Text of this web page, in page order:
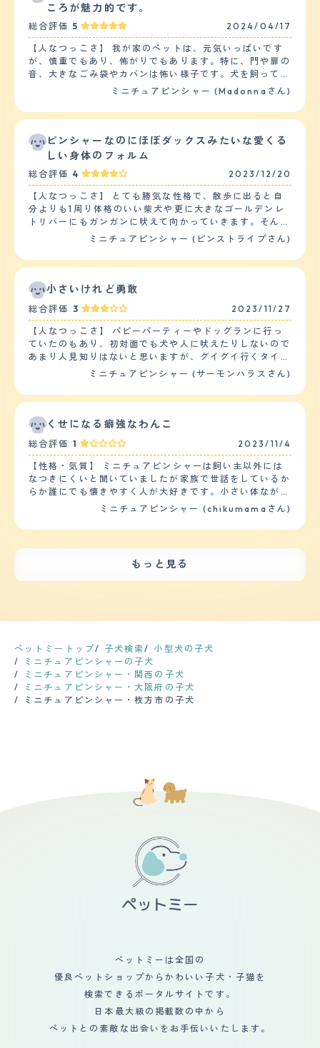
ころが魅力的です。
総合評価 5 2024/04/17
【人なつっこさ】 我が家のペットは、元気いっぱいです
が、慎重でもあり、怖がりでもあります。特に、門や扉の
音、大きなごみ袋やカバンは怖い様子です。犬を飼ってい
る人には人懐っこいですが、犬を飼っていない人にはなか
い人は特に怖がります。又、子供は基本的には嫌がりま
ペットととの相性はよく、大きい犬、小さい犬関係なくど
のペットともよく遊びます。特に、大きい犬との相性がよ
ますが、一人で家でお留守番してるときは、特にいたずら
したりせず、静かに過ごすことができます。家に誰かがい
る場合は、遊んでほしくあらゆるおもちゃ(ぬいぐるみ)を
持ってきてみたり、近くに来ては手で私もしくは夫の腕を
叩いてみたりと落ち着きなくあらゆる形でアピールしてい
座りからこちらがO.Kサインを出すまで食べないようにし
つけをしています。散歩の際は、犬の公園内でおもちゃ
(ボールや木の)を投げて取りに行ったら持ってくる、そし
て、こちら側に渡すという訓練を常にしています。 散歩
の回数は2回、1時間ほどです。他の犬と犬の公園で遊ばせ
たり、散歩をしています。我が家は庭があり、又、山が近
いので庭で遊ばせたり、山に散歩に行ったりもしているの
で運動量は1日、多い方になります。 【お手入れ】 毛の長
さは短いです。シャンプーは月1でしています。ブラッシ
割りと多くいです。短いので目立ちませんが、犬のクッシ
せん。 健康はいい方ですが、植物のアレルギーもちで
す。春になると目から涙がでやすくなり、雑草が高く生え
ているところは歩かせないように気を付けています。ま
た、獣医さんに勧められた目薬(漢方のようなもの)を入れ
ています。年に1回は、健康診断をしています。投薬は、
予防接種をしています。 【鳴き声】 鳴き声は、割りと大
きくうるさいです。我が家は、3階建てになり、それぞれ
の階に義理母、義理兄家族、私たち夫婦が住んでいます。
ンキャンした吠え方と、それぞれの状況によって吠え方が
事することもできずが1週間続き、犬の将来が心配でし
た。犬の為にもと思い、犬の訓練所に連れて行きました。
指導の方に私たち自身も、犬について色々、教えてもら
い、犬も、訓練所で少しずつ日常の状況に慣れて改善する
ことができました。今は、家族でもあり、友人でもある存
ミニチュアピンシャー (Madonnaさん)
ピンシャーなのにほぼダックスみたいな愛くる
しい身体のフォルム
総合評価 4 2023/12/20
【人なつっこさ】 とても勝気な性格で、散歩に出ると自
分よりも1周り体格のいい柴犬や更に大きなゴールデンレ
トリバーにもガンガンに吠えて向かっていきます。そんな
豪快な部分は家にいる時でも仕草の節々に随所に見られ、
動している事が多いのですが、突然段ボールハウスの上に
る事もしばしば。 一方で平常心モードの時は非常に人懐
っこく、身体を撫でてあげると幸せそうなまったり顔で身
を預けてくるのでそんなギャップにいつも心を射抜かれて
ん。（笑） 夜中に急に吠え出したりすることもあるの
で、多分自分の中での何かスイッチが入ってしまうと一気
に闘争モードになるのだと思います。特に散歩中に遭った
事のない他の飼い犬にあった時はそれはもう大変で、何回
が…… 【しつけやすさ】 しつけの中で一番大事といって
もいいトイレに関しては、全く苦戦する事無く飼ってから
1ヶ月もかからない内に覚えてくれました。 ただ、上下関
係を人間の方が上だと覚えさせるのは結構難しいかもしれ
ません。というのも、私自身は未だに腕に巻きつかれてマ
ウンティングをされる事もしょっちゅうなので。 【お手
入れ】 毛の長さは夏冬で変わるのですが、冬毛は中指の
第一関節がすっぽり埋まるくらいまで伸びて質感はコシが
強く、毛量も多いです。抜け毛も多いので室内で自由に解
りは用心したほうがいいかもしれません。シャンプーは犬
健康問題は肥満気味なのと年齢を重ねているので身体機能
の低下、白内障といったものはあります。定期的な健康診
のでそう多くはありません。 【鳴き声】 どちらかと言え
声ではなく、『ヴウォゥ,ヴウォウ』と力強さのある声
で、本気で吠えられると家の外からでも鳴き声が貫通して
きます(苦笑)。飼い始めた小さい頃の時代の声はか細く
「キュー,キュー」といった可愛げがあるものだったの
で、それをいつまでも聞いていたいという方は録音してお
尻尾とすらっとした身体でドーベルマンを想起させる見た
目だと思いますが、私の飼い犬の場合には最初から尻尾を
い。購入した時は子犬だったのでまだ耳も垂れており、そ
んな愛くるしいルックスもあって、第一印象は「なんだこ
の可愛いが詰まった生き物は」でした。 飼い始めは弱々
しさが目立っていたので身体が弱いのかなと不安もありま
したが、想像の遥か上をいく逞しさに成長して今は寧ろ困
るくらいで、生活は一日2回の散歩を含め、犬が中心にな
ミニチュアピンシャー (ピンストライプさん)
小さいけれど勇敢
総合評価 3 2023/11/27
【人なつっこさ】 パピーパーティーやドッグランに行っ
ていたのもあり、初対面でも犬や人に吠えたりしないので
あまり人見知りはないと思いますが、グイグイ行くタイプ
ではないです。 散歩中も、すれ違いざまに吠えてくる犬
ようで、ドッグランでしつこくクンクン嗅がれていると、
追ってくる犬に対しては怒って吠えることがあります。
人間でも、グイグイくる人に対しては避けてる感じがしま
す。 【落ち着き】 他の犬種と比べ、身軽だからか、ぴょ
んぴょんと飛び跳ねる動きが多い気がします。 ドッグラ
ンでも、ずっと走っていられるので、普段散歩だけだと体
力が有り余っているのがわかります。 走っている姿は、
小鹿みたいです。 【しつけやすさ】 散歩は朝夕と1日2
回、30分から1時間。２ｋｍから４ｋｍは歩きます。家で
ス」と基本的なコマンドはわかるようです。 【お手入
れ】 皮膚のアレルギーがあるので、定期的に病院で診て
爪切り、肛門しぼりはプロにお任せしています。 【鳴き
声】 窓から見える人影や、ピンポン、玄関前を通る足音
等で番犬スイッチが発動し、思いっきり吠えます。 鳴き
声が高く、大きいので、とても響きます。 アップルウォ
ッチの警告が出るほどの爆音なので、出来るだけ早めに落
にでもガジガジ噛み いたずらばかりするので大変でし
た。 パピーパーティーやしつけ教室に通ったり、トレー
ナーさんに来てもらったりと 色々なトレーニングを経
かりました。 小型犬ですが、ものすごい運動量を必要と
しているので、ドッグランでも大型犬に負けないくらい走
っています。 しかも結構なスピードで走るのがすごいで
す。 ドッグラン内で犬同士のコミュニティもあるよう
で、先輩犬から上下関係を学んでいました。 普段の散歩
プラス、定期的にドッグランで走らせないとストレスが溜
ミニチュアピンシャー (サーモンハラスさん)
くせになる癖強なわんこ
総合評価 1 2023/11/4
【性格・気質】 ミニチュアピンシャーは飼い主以外には
なつきにくいと聞いていましたが家族で世話をしているか
らか誰にでも懐きやすく人が大好きです。小さい体ながら
も気は強く自分より大きな犬にでも果敢に立ち向かいま
いきます。落ち着きがなくトイレも動きながらするので本
ことはないですが小型犬には多い膝蓋骨脱臼に軽度なりか
ットや階段にも一工夫して足へ負担がかからないようにし
体ですが運動量はしっかり必要です。散歩は、朝と晩に
30分?1時間程度しますがまだまだ動きたがります。室内
を自由にさせているので一人でおもちゃで遊んだりボール
投げで走らせたりたまにドッグランで思いっきり走らせた
りしています。 【毛の手入れ・シャンプー回数】 短毛な
おくと自然乾燥します。トリミング代も他の犬種に比べる
と安くすみます。爪が黒いので自分できるのは難しいで
毛種が欲しいと思っていました。先住犬と仲良くお互い遊
びあってくれたらいいなあと思っていました。思っていた
ほど仲良くはなりませんでしたが一緒に遊んだりもしてい
ました。その後亡くなり、またあたらしく迎えた柴犬とは
仲良くなってくれました。やんちゃな子犬の遊び相手にな
ってくれたり寒い日は仲良くひっついて寝ているのをみる
ら離れていきますが噛んだりなど攻撃はしてこないです。
最近は、こどものおもちゃが気になるようで密かに寝床に
持ち帰りかじったりしていますが相変わらず叱ってもその
場だけで日が経てば何度でも繰り返しています。いつまで
も子犬のままなような性格で我が家に笑顔をくれます。
ミニチュアピンシャー (chikumamaさん)
もっと見る
ペットミートップ 子犬検索
小型犬の子犬
ミニチュアピンシャーの子犬
ミニチュアピンシャー・関西の子犬
ミニチュアピンシャー・大阪府の子犬
ミニチュアピンシャー・枚方市の子犬
ペットミーは全国の
優良ペットショップからかわいい子犬・子猫を
検索できるポータルサイトです。
日本最大級の掲載数の中から
ペットとの素敵な出会いをお手伝いいたします。